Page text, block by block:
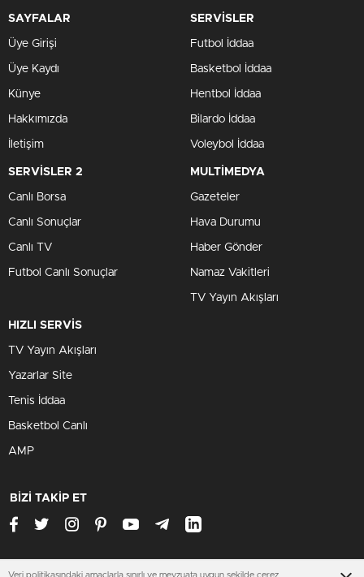
SAYFALAR
Üye Girişi
Üye Kaydı
Künye
Hakkımızda
İletişim
SERVİSLER
Futbol İddaa
Basketbol İddaa
Hentbol İddaa
Bilardo İddaa
Voleybol İddaa
SERVİSLER 2
Canlı Borsa
Canlı Sonuçlar
Canlı TV
Futbol Canlı Sonuçlar
MULTİMEDYA
Gazeteler
Hava Durumu
Haber Gönder
Namaz Vakitleri
TV Yayın Akışları
HIZLI SERVİS
TV Yayın Akışları
Yazarlar Site
Tenis İddaa
Basketbol Canlı
AMP
BİZİ TAKİP ET
Veri politikasındaki amaçlarla sınırlı ve mevzuata uygun şekilde çerez